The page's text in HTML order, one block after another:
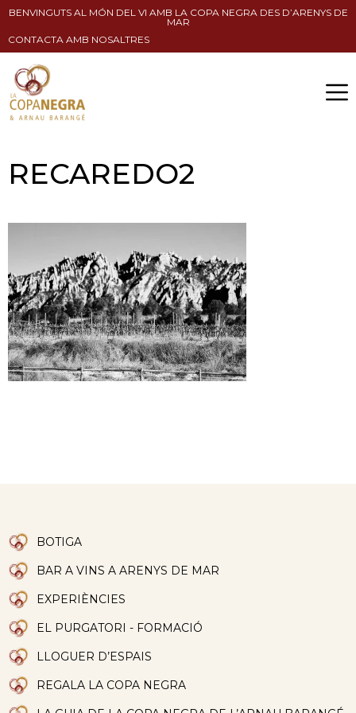
BENVINGUTS AL MÓN DEL VI AMB LA COPA NEGRA DES D’ARENYS DE
MAR
CONTACTA AMB NOSALTRES
RECAREDO2
BOTIGA
BAR A VINS A ARENYS DE MAR
EXPERIÈNCIES
EL PURGATORI - FORMACIÓ
LLOGUER D’ESPAIS
REGALA LA COPA NEGRA